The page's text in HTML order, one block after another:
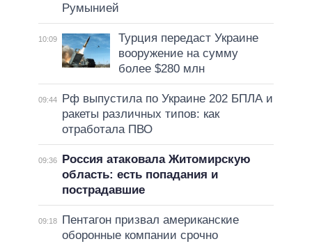
Румынией
10:09
Турция передаст Украине
вооружение на сумму
более $280 млн
09:44
Рф выпустила по Украине 202 БПЛА и
ракеты различных типов: как
отработала ПВО
09:36
Россия атаковала Житомирскую
область: есть попадания и
пострадавшие
09:18
Пентагон призвал американские
оборонные компании срочно